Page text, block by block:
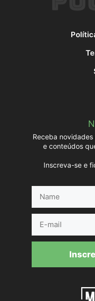
Receba
e conteúdos
Inscreva-se e
mail